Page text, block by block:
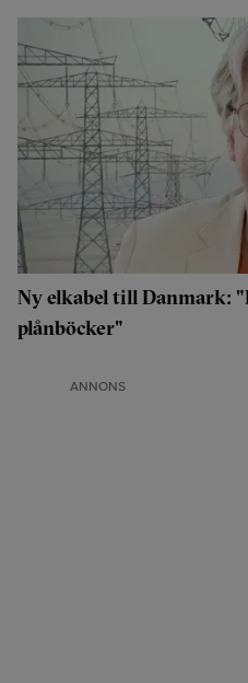
Ny elkabel till Danmark:
plånböcker"
ANNONS